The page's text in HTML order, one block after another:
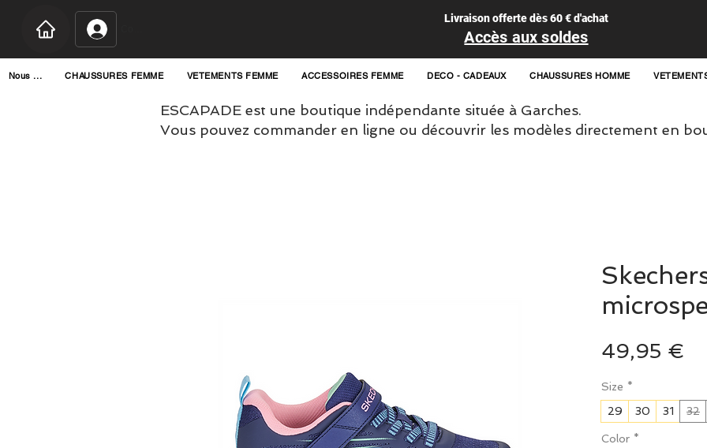
Livraison offerte dès 60 € d'achat
Accès aux soldes
Nous ... CHAUSSURES FEMME VETEMENTS FEMME ACCESSOIRES FEMME DECO - CADEAUX CHAUSSURES HOMME
ESCAPADE est une boutique indépendante située à Garches.
Vous pouvez commander en ligne ou découvrir les modèles directement en
49,95 €
Size *
29
30 31 32
Color *